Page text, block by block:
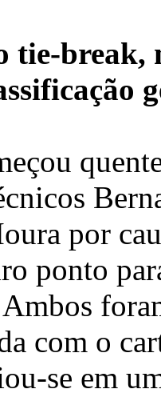
tie-
por
ponto
com o
se em